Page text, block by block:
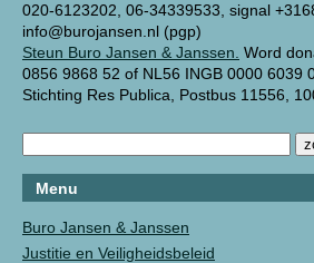
020-6123202, 06-34339533, signal
info@burojansen.nl (pgp)
Steun Buro Jansen & Janssen. Word
0856 9868 52 of NL56 INGB 0000 6039
Stichting Res Publica, Postbus 11556,
Menu
Buro Jansen & Janssen
Justitie en Veiligheidsbeleid